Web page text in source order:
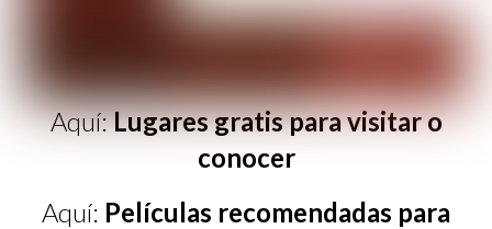
Aquí:Lugares gratis para visitar o
conocer
Aquí: Películas recomendadas para